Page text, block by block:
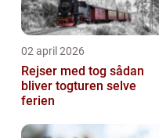
02 april 2026
Rejser med tog sådan
bliver togturen selve
ferien